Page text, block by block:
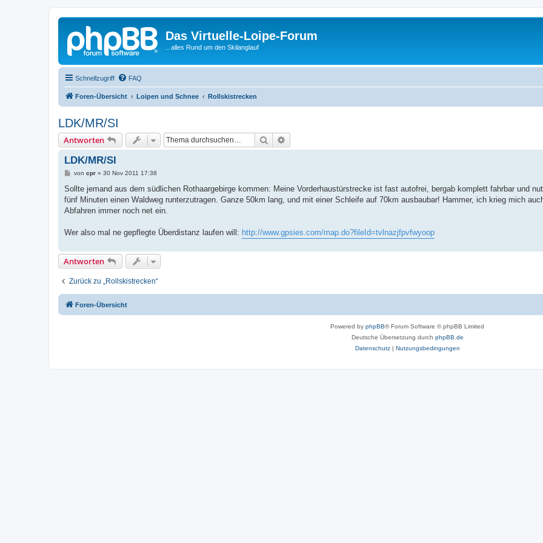
Das Virtuelle-Loipe-Forum
.. alles Rund um den Skilanglauf
Schnellzugriff FAQ
Foren-Übersicht Loipen und Schnee Rollskistrecken
LDK/MR/SI
Antworten Suche
LDK/MR/SI
B
i
r
a
von cpr» 30 Nov 2011 17:38
Sollte jemand aus dem südlichen Rothaargebirge kommen: Meine Vorderhaustürstrecke ist fast autofrei, bergab komplett fahrbar und
fünf Minuten einen Waldweg runterzutragen. Ganze 50km lang, und mit einer Schleife auf 70km ausbaubar! Hammer, ich krieg mich
Abfahren immer noch net ein.
Wer also mal ne gepflegte Überdistanz laufen will: http://www.gpsies.com/map.do?fileId=tvlnazjfpvfwyoop
Antworten
Zurück zu „Rollskistrecken“
Foren-Übersicht
Powered by phpBB® Forum Software © phpBB Limited
Deutsche Übersetzung durch phpBB.de
Datenschutz| Nutzungsbedingungen